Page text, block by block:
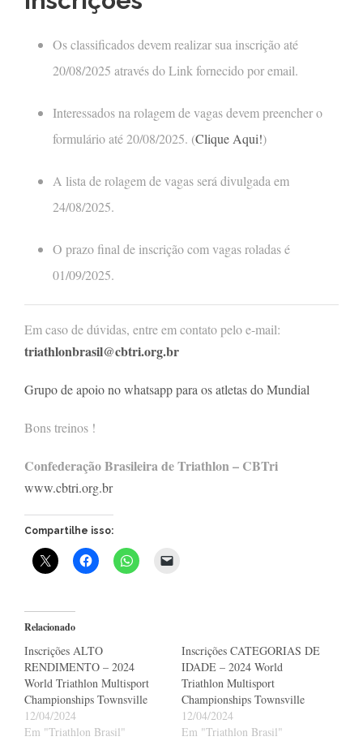
Os classificados devem realizar sua inscrição até
20/08/2025 através do Link fornecido por email.
Interessados na rolagem de vagas devem preencher o
formulário até 20/08/2025. (Clique Aqui!)
A lista de rolagem de vagas será divulgada em
24/08/2025.
O prazo final de inscrição com vagas roladas é
01/09/2025.
Em caso de dúvidas, entre em contato pelo e-mail:
triathlonbrasil@cbtri.org.br
Grupo de apoio no whatsapp para os atletas do Mundial
Bons treinos !
Confederação Brasileira de Triathlon – CBTri
www.cbtri.org.br
Compartilhe isso:
Relacionado
Inscrições ALTO
RENDIMENTO – 2024
World Triathlon Multisport
Championships Townsville
12/04/2024
Em "Triathlon Brasil"
Inscrições CATEGORIAS DE
IDADE – 2024 World
Triathlon Multisport
Championships Townsville
12/04/2024
Em "Triathlon Brasil"